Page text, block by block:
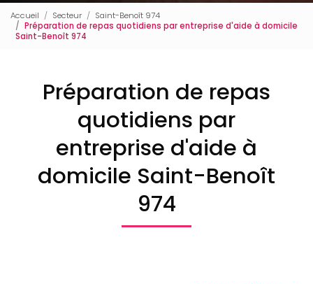
Accueil Secteur
Saint-Benoît 974
Préparation de repas quotidiens par entreprise d'aide à domicile
Saint-Benoît 974
Préparation de repas
quotidiens par
entreprise d'aide à
domicile Saint-Benoît
974